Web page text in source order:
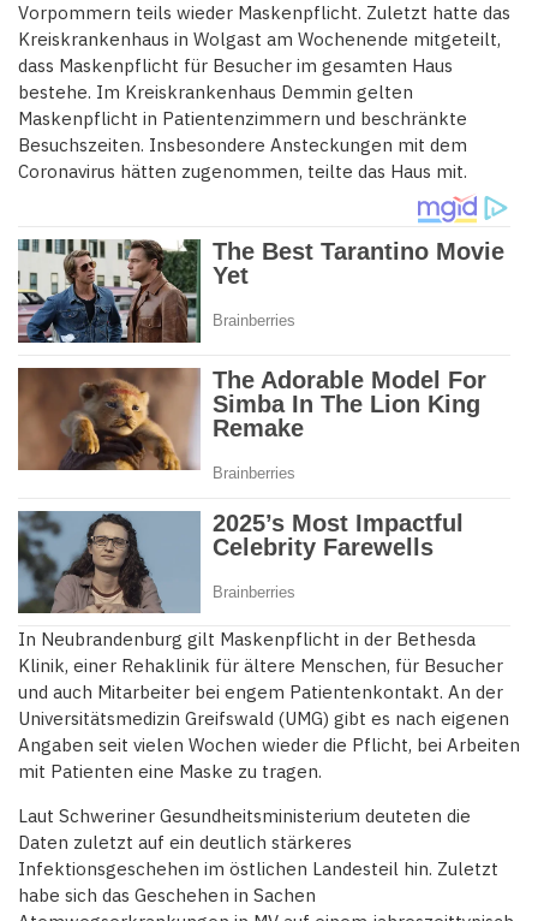
Vorpommern teils wieder Maskenpflicht. Zuletzt hatte das
Kreiskrankenhaus in Wolgast am Wochenende mitgeteilt,
dass Maskenpflicht für Besucher im gesamten Haus
bestehe. Im Kreiskrankenhaus Demmin gelten
Maskenpflicht in Patientenzimmern und beschränkte
Besuchszeiten. Insbesondere Ansteckungen mit dem
Coronavirus hätten zugenommen, teilte das Haus mit.
In Neubrandenburg gilt Maskenpflicht in der Bethesda
Klinik, einer Rehaklinik für ältere Menschen, für Besucher
und auch Mitarbeiter bei engem Patientenkontakt. An der
Universitätsmedizin Greifswald (UMG) gibt es nach eigenen
Angaben seit vielen Wochen wieder die Pflicht, bei Arbeiten
mit Patienten eine Maske zu tragen.
Laut Schweriner Gesundheitsministerium deuteten die
Daten zuletzt auf ein deutlich stärkeres
Infektionsgeschehen im östlichen Landesteil hin. Zuletzt
habe sich das Geschehen in Sachen